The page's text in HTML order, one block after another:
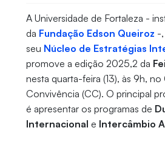
A Universidade de Fortaleza -
da Fundação Edson Queiroz -
seu Núcleo de Estratégias
promove a edição 2025,2 da
nesta quarta-feira (13), às 9h,
Convivência (CC). O principal
é apresentar os programas de
Internacional e Intercâmbio